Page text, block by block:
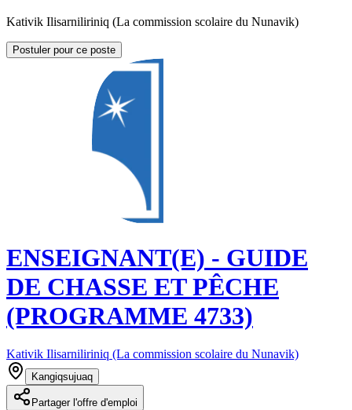
Kativik Ilisarniliriniq (La commission scolaire du Nunavik)
Postuler pour ce poste
ENSEIGNANT(E) - GUIDE
DE CHASSE ET PÊCHE
(PROGRAMME 4733)
Kativik Ilisarniliriniq (La commission scolaire du Nunavik)
Kangiqsujuaq
Partager l'offre d'emploi